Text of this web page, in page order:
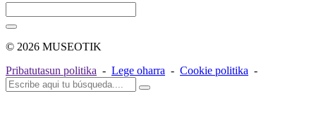
© 2026 MUSEOTIK
Pribatutasun politika - Lege oharra - Cookie politika -